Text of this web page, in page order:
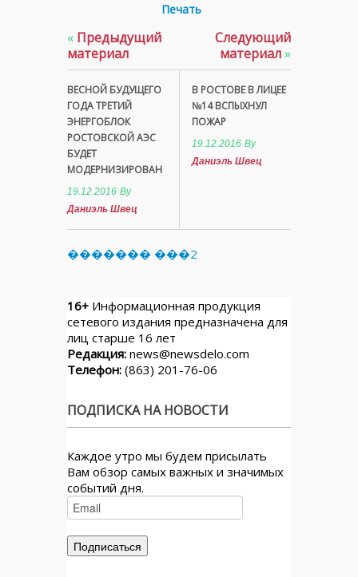
Печать
« Предыдущий
материал
ВЕСНОЙ БУДУЩЕГО
ГОДА ТРЕТИЙ
ЭНЕРГОБЛОК
РОСТОВСКОЙ АЭС
БУДЕТ
МОДЕРНИЗИРОВАН
19.12.2016 By
Даниэль Швец
Следующий
материал»
В РОСТОВЕ В ЛИЦЕЕ
№14 ВСПЫХНУЛ
ПОЖАР
19.12.2016 By
Даниэль Швец
������� ���2
16+ Информационная продукция
сетевого издания предназначена для
лиц старше 16 лет
Редакция: news@newsdelo.com
Телефон: (863) 201-76-06
ПОДПИСКА НА НОВОСТИ
Каждое утро мы будем присылать
Вам обзор самых важных и значимых
событий дня.